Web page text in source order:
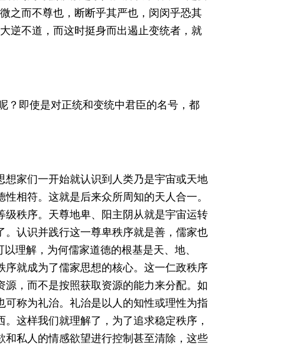
之而不尊也，断断乎其严也，闵闵乎恐其
逆不道，而这时挺身而出遏止变统者，就
？即使是对正统和变统中君臣的名号，都
家们一开始就认识到人类乃是宇宙或天地
相符。这就是后来众所周知的天人合一。
秩序。天尊地卑、阳主阴从就是宇宙运转
认识并践行这一尊卑秩序就是善，儒家也
理解，为何儒家道德的根基是天、地、
就成为了儒家思想的核心。这一仁政秩序
，而不是按照获取资源的能力来分配。如
称为礼治。礼治是以人的知性或理性为指
这样我们就理解了，为了追求稳定秩序，
私人的情感欲望进行控制甚至清除，这些